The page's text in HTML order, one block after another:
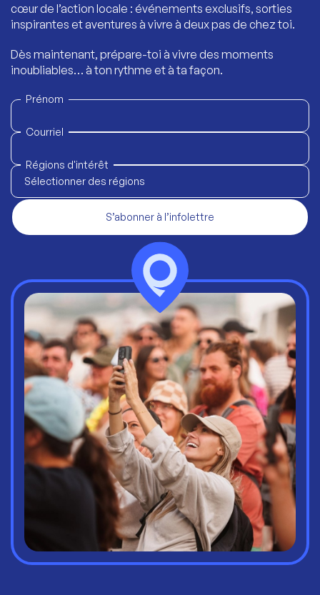
cœur de l’action locale : événements exclusifs, sorties
inspirantes et aventures à vivre à deux pas de chez toi.
Dès maintenant, prépare-toi à vivre des moments
inoubliables… à ton rythme et à ta façon.
Prénom
Courriel
Régions d'intérêt
Sélectionner des régions
S’abonner à l’infolettre